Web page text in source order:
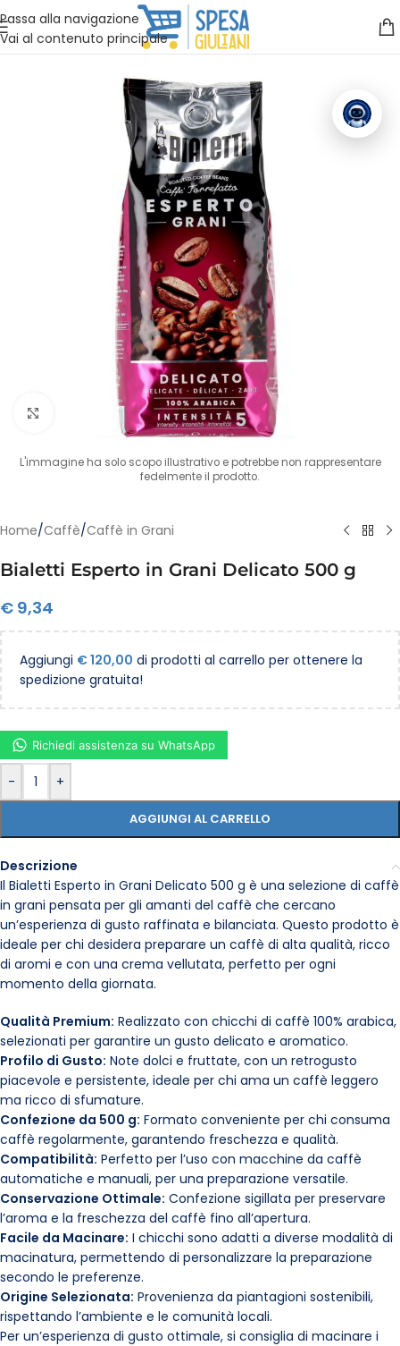
Passa alla navigazione
Vai al contenuto principale
Vuoi assistenza?Clicca qui e ti richiamiamo noi
Clicca per ingrandire
L'immagine ha solo scopo illustrativo e potrebbe non rappresentare
fedelmente il prodotto.
Home/Caffè/Caffè in Grani
Bialetti Esperto in Grani Delicato 500 g
€ 9,34
Aggiungi €120,00 di prodotti al carrello per ottenere la
spedizione gratuita!
- +
AGGIUNGI AL CARRELLO
Richiedi assistenza su WhatsApp
Descrizione
Il Bialetti Esperto in Grani Delicato 500 g è una selezione di caffè
in grani pensata per gli amanti del caffè che cercano
un’esperienza di gusto raffinata e bilanciata. Questo prodotto è
ideale per chi desidera preparare un caffè di alta qualità, ricco
di aromi e con una crema vellutata, perfetto per ogni
momento della giornata.
Qualità Premium: Realizzato con chicchi di caffè 100% arabica,
selezionati per garantire un gusto delicato e aromatico.
Profilo di Gusto: Note dolci e fruttate, con un retrogusto
piacevole e persistente, ideale per chi ama un caffè leggero
ma ricco di sfumature.
Confezione da 500 g: Formato conveniente per chi consuma
caffè regolarmente, garantendo freschezza e qualità.
Compatibilità: Perfetto per l’uso con macchine da caffè
automatiche e manuali, per una preparazione versatile.
Conservazione Ottimale: Confezione sigillata per preservare
l’aroma e la freschezza del caffè fino all’apertura.
Facile da Macinare: I chicchi sono adatti a diverse modalità di
macinatura, permettendo di personalizzare la preparazione
secondo le preferenze.
Origine Selezionata: Provenienza da piantagioni sostenibili,
rispettando l’ambiente e le comunità locali.
Per un’esperienza di gusto ottimale, si consiglia di macinare i